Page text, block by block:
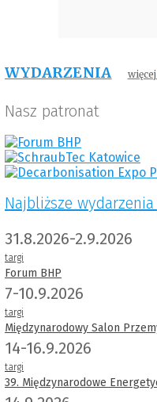
WYDARZENIA więcej
Nasz patronat
Najbliższe wydarzenia
31.8.2026-2.9.2026
targi
Forum BHP
7-10.9.2026
targi
Międzynarodowy Salon
14-16.9.2026
targi
39. Międzynarodowe